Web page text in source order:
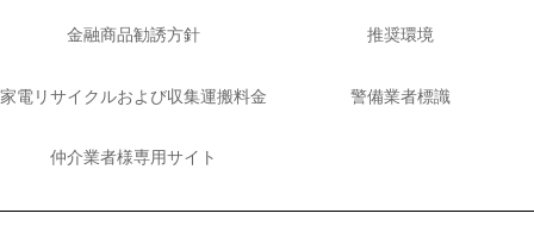
金融商品勧誘方針 推奨環境
家電リサイクルおよび収集運搬料金 警備業者標識
仲介業者様専用サイト